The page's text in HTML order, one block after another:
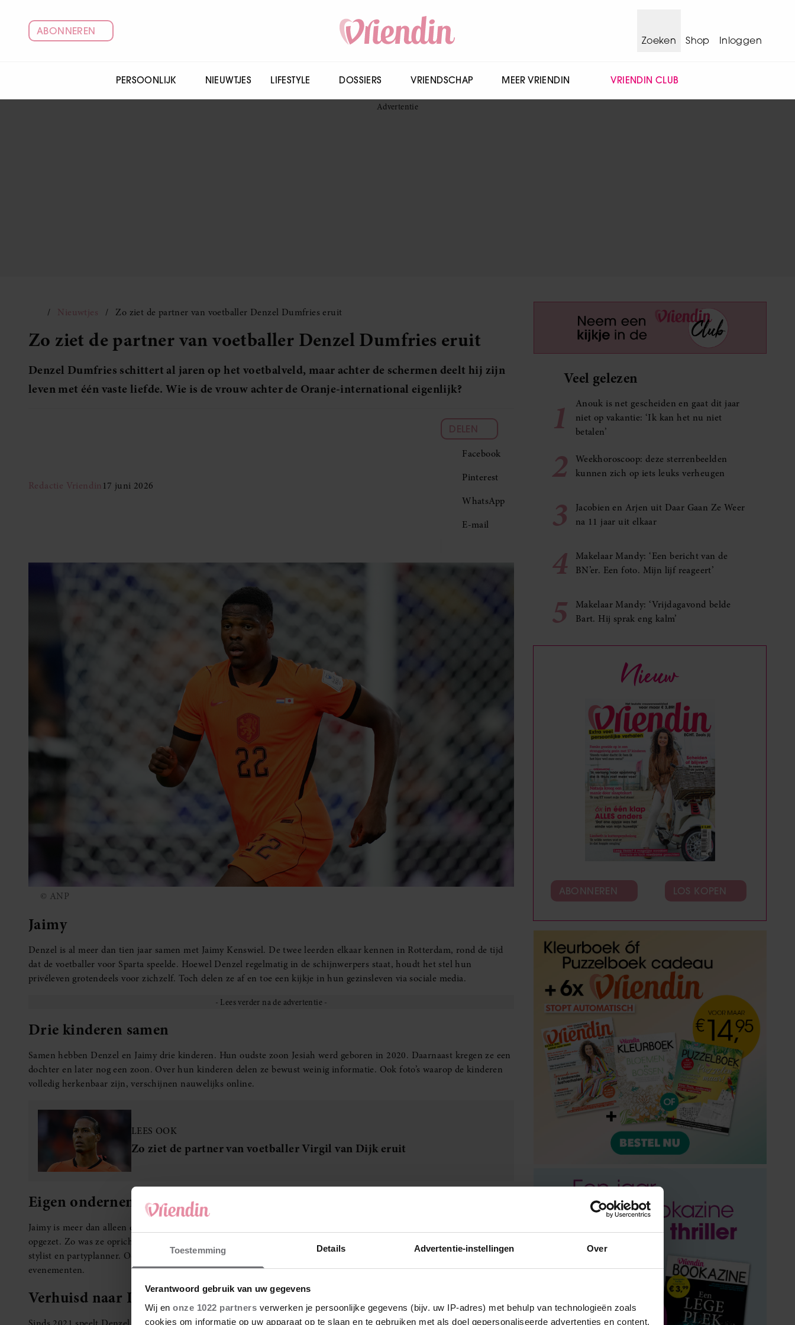
Toestemming Details Advertentie-instellingen Over
Verantwoord gebruik van uw gegevens
Wij en onze 1022 partners verwerken je persoonlijke gegevens (bijv. uw IP-adres) met behulp van technologieën zoals
cookies om informatie op uw apparaat op te slaan en te gebruiken met als doel gepersonaliseerde advertenties en content,
ABONNEREN
Zoeken
Shop Inloggen
PERSOONLIJK NIEUWTJES LIFESTYLE DOSSIERS VRIENDSCHAP MEER VRIENDIN VRIENDIN CLUB
Nieuwtjes Zo ziet de partner van voetballer Denzel Dumfries eruit
Zo ziet de partner van voetballer Denzel Dumfries eruit
Denzel Dumfries schittert al jaren op het voetbalveld, maar achter de schermen deelt hij zijn
leven met één vaste liefde. Wie is de vrouw achter de Oranje-international eigenlijk?
Redactie Vriendin17 juni 2026
DELEN
Facebook
Pinterest
WhatsApp
E-mail
© ANP
Jaimy
Denzel is al meer dan tien jaar samen met Jaimy Kenswiel. De twee leerden elkaar kennen in Rotterdam, rond de tijd
dat de voetballer voor Sparta speelde. Hoewel Denzel regelmatig in de schijnwerpers staat, houdt het stel hun
privéleven grotendeels voor zichzelf. Toch delen ze af en toe een kijkje in hun gezinsleven via sociale media.
Drie kinderen samen
Samen hebben Denzel en Jaimy drie kinderen. Hun oudste zoon Jesiah werd geboren in 2020. Daarnaast kregen ze een
dochter en later nog een zoon. Over hun kinderen delen ze bewust weinig informatie. Ook foto’s waarop de kinderen
volledig herkenbaar zijn, verschijnen nauwelijks online.
LEES OOK
Zo ziet de partner van voetballer Virgil van Dijk eruit
Eigen onderneming
Jaimy is meer dan alleen de partner van een bekende voetballer. Ze heeft ook verschillende eigen ondernemingen
opgezet. Zo was ze oprichter van webshop Four Thousand 4000, waar kleding werd verkocht. Daarnaast werkte ze als
stylist en partyplanner. Ook richtte ze Lovely Booth op, een bedrijf dat photobooths verhuurt voor feesten en
evenementen.
Verhuisd naar Italië
Veel gelezen
1
Anouk is net gescheiden en gaat dit jaar
niet op vakantie: ‘Ik kan het nu niet
betalen’
2
Weekhoroscoop: deze sterrenbeelden
kunnen zich op iets leuks verheugen
3
Jacobien en Arjen uit Daar Gaan Ze Weer
na 11 jaar uit elkaar
4
Makelaar Mandy: ‘Een bericht van de
BN’er. Een foto. Mijn lijf reageert’
5
Makelaar Mandy: ‘Vrijdagavond belde
Bart. Hij sprak eng kalm’
Nieuw
ABONNEREN LOS KOPEN